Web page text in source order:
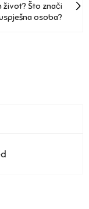
život? Što znači
osoba?